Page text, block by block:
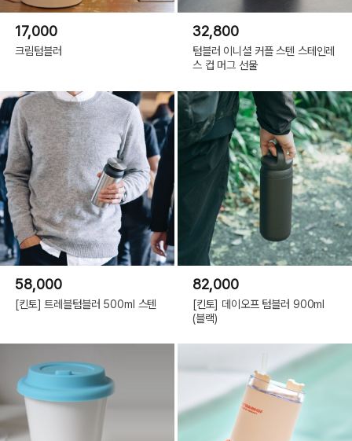
17,000
크림텀블러
32,800
텀블러 이니셜 커플 스텐 스테인레
스 컵 머그 선물
58,000
[킨토] 트레블텀블러 500ml 스텐
82,000
[킨토] 데이오프 텀블러 900ml
(블랙)